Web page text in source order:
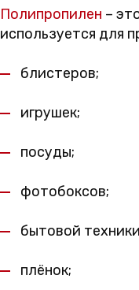
Полипропилен –
используется для
блистеров;
игрушек;
посуды;
фотобоксов;
бытовой
плёнок;